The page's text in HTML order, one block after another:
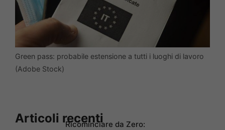
Green pass: probabile estensione a tutti i luoghi di lavoro
(Adobe Stock)
Articoli recentiRicominciare da Zero: